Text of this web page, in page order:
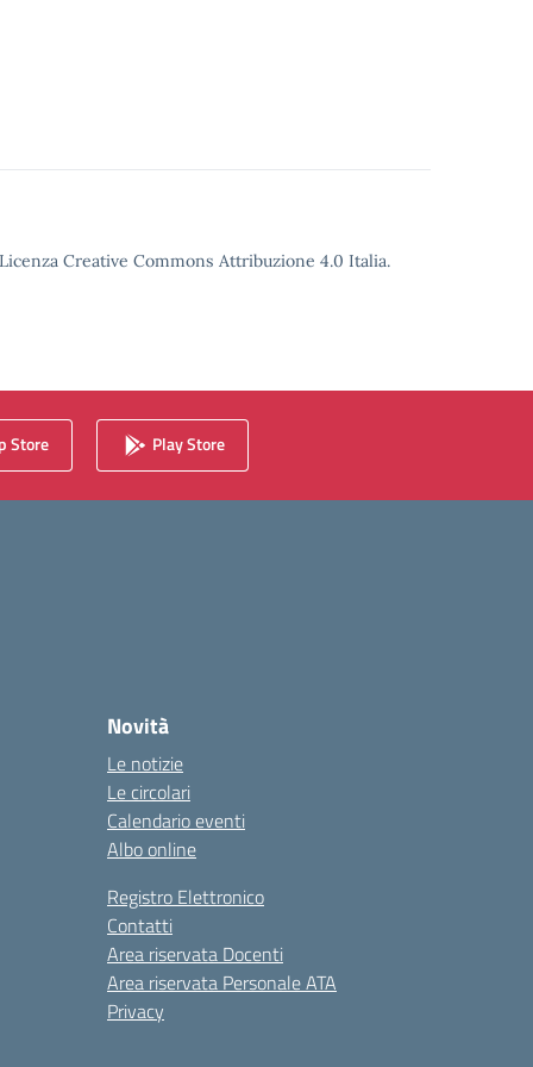
Creative Commons Attribuzione 4.0 Italia.
Store Play Store
Novità
Le notizie
Le circolari
Calendario eventi
Albo online
Registro Elettronico
Contatti
Area riservata Docenti
Area riservata Personale ATA
Privacy